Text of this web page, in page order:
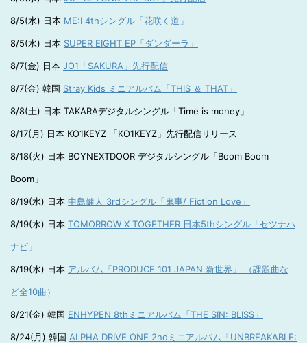
8/5(水) 日本 ME:I 4thシングル「花咲く道」
8/5(水) 日本 SUPER EIGHT EP「ダンダーラ」
8/7(金) 日本 JO1「SAKURA」先行配信
8/7(金) 韓国 Stray Kids ミニアルバム「THIS ＆ THAT」
8/8(土) 日本 TAKARAデジタルシングル「Time is money」
8/17(月) 日本 KO1KEYZ 「KO1KEYZ」先行配信リリース
8/18(火) 日本 BOYNEXTDOOR デジタルシングル「Boom Boom
Boom」
8/19(水) 日本 中島健人 3rdシングル「鬼事/ Fiction Love」
8/19(水) 日本 TOMORROW X TOGETHER 日本5thシングル「セツナハ
ナビ」
8/19(水) 日本 アルバム「PRODUCE 101 JAPAN 新世界」 （課題曲な
ど全10曲）
8/21(金) 韓国 ENHYPEN 8thミニアルバム「THE SIN: BLISS」
8/24(月) 韓国 ALPHA DRIVE ONE 2ndミニアルバム「UNBREAKABLE: